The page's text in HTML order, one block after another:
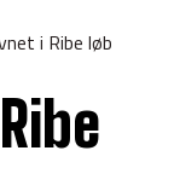
i Ribe løb